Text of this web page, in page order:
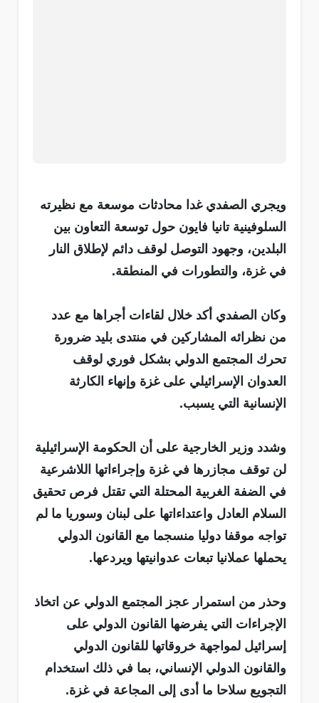
ويجري الصفدي غدا محادثات موسعة مع نظيرته
السلوفينية تانيا فايون حول توسعة التعاون بين
البلدين، وجهود التوصل لوقف دائم لإطلاق النار
في غزة، والتطورات في المنطقة.
وكان الصفدي أكد خلال لقاءات أجراها مع عدد
من نظرائه المشاركين في منتدى بليد ضرورة
تحرك المجتمع الدولي بشكل فوري لوقف
العدوان الإسرائيلي على غزة وإنهاء الكارثة
الإنسانية التي يسبب.
وشدد وزير الخارجية على أن الحكومة الإسرائيلية
لن توقف مجازرها في غزة وإجراءاتها اللاشرعية
في الضفة الغربية المحتلة التي تقتل فرص تحقيق
السلام العادل واعتداءاتها على لبنان وسوريا ما لم
تواجه موقفا دوليا منسجما مع القانون الدولي
يحملها عملانيا تبعات عدوانيتها ويردعها.
وحذر من استمرار عجز المجتمع الدولي عن اتخاذ
الإجراءات التي يفرضها القانون الدولي على
إسرائيل لمواجهة خروقاتها للقانون الدولي
والقانون الدولي الإنساني، بما في ذلك استخدام
التجويع سلاحا ما أدى إلى المجاعة في غزة.